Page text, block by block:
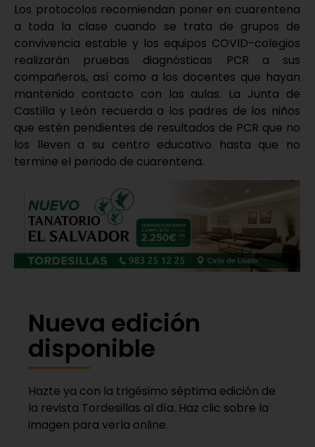
Los protocolos recomiendan poner en cuarentena
a toda la clase cuando se trata de grupos de
convivencia estable y los equipos COVID-colegios
realizarán pruebas diagnósticas PCR a sus
compañeros, así como a los docentes que hayan
mantenido contacto con las aulas. La Junta de
Castilla y León recuerda a los padres de los niños
que estén pendientes de resultados de PCR que no
los lleven a su centro educativo hasta que no
termine el periodo de cuarentena.
Nueva edición
disponible
Hazte ya con la trigésimo séptima edición de
la revista Tordesillas al día. Haz clic sobre la
imagen para verla online.